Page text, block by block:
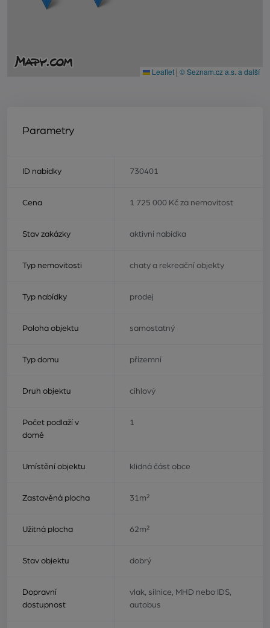
Leaflet | © Seznam.cz a.s. a další
Parametry
ID nabídky 730401
Cena 1 725 000 Kč za nemovitost
Stav zakázky aktivní nabídka
Typ nemovitosti chaty a rekreační objekty
Typ nabídky prodej
Poloha objektu samostatný
Typ domu přízemní
Druh objektu cihlový
Počet podlaží v
domě
1
Umístění objektu klidná část obce
Zastavěná plocha 31m²
Užitná plocha 62m²
Stav objektu dobrý
Dopravní
dostupnost
vlak, silnice, MHD nebo IDS,
autobus